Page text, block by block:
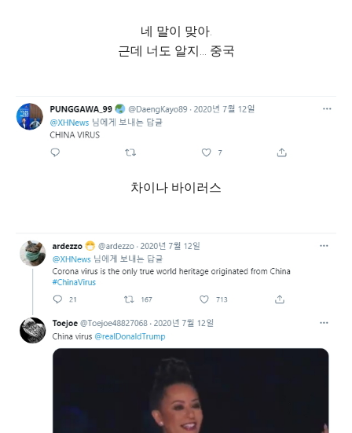
네 말이 맞아.
근데 너도 알지... 중국
차이나 바이러스